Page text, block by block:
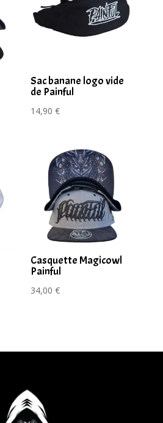
Sac banane logo vide
de Painful
14,90€
Casquette Magicowl
Painful
34,00€